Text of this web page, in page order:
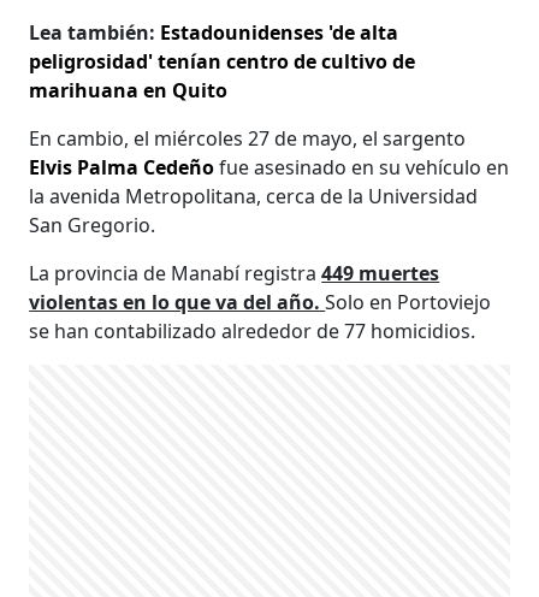
Lea también: Estadounidenses 'de alta
peligrosidad' tenían centro de cultivo de
marihuana en Quito
En cambio, el miércoles 27 de mayo, el sargento
Elvis Palma Cedeñofue asesinado en su vehículo en
la avenida Metropolitana, cerca de la Universidad
San Gregorio.
La provincia de Manabí registra449 muertes
violentas en lo que va del año.Solo en Portoviejo
se han contabilizado alrededor de 77 homicidios.